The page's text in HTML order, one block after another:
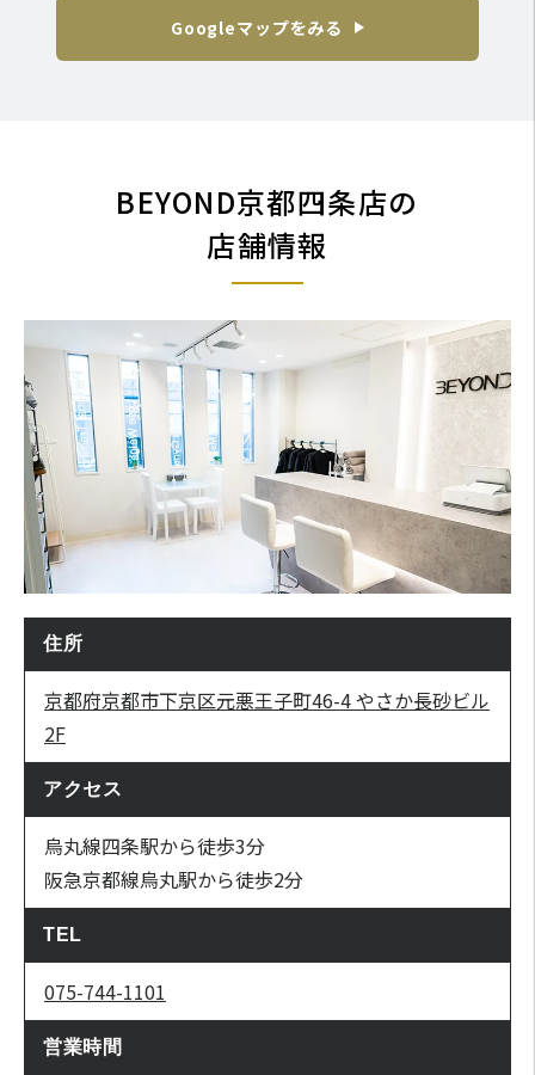
Googleマップをみる
BEYOND京都四条店の
店舗情報
住所
京都府京都市下京区元悪王子町46-4 やさか長砂ビル
2F
アクセス
烏丸線四条駅から徒歩3分
阪急京都線烏丸駅から徒歩2分
TEL
075-744-1101
営業時間